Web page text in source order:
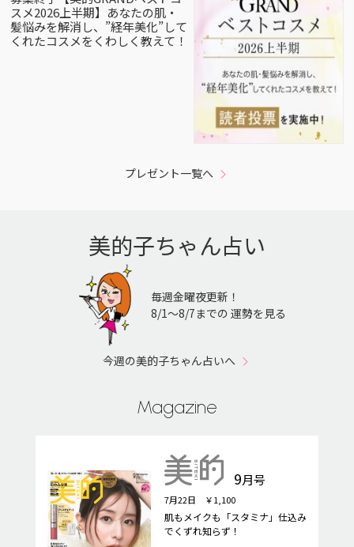
スメ2026上半期】あなたの肌・
髪悩みを解消し、”経年美化”して
くれたコスメをくわしく教えて！
プレゼント一覧へ
美的子ちゃん占い
毎週金曜夜更新！
8/1〜8/7までの 運勢を見る
今週の美的子ちゃん占いへ
Magazine
9月号
7月22日 ￥1,100
肌もメイクも「スタミナ」仕込み
でくずれ知らず！